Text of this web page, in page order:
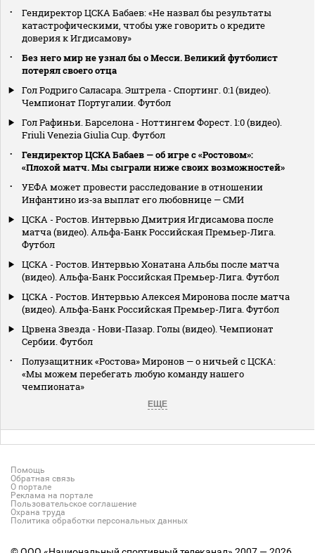
Гендиректор ЦСКА Бабаев: «Не назвал бы результаты
катастрофическими, чтобы уже говорить о кредите
доверия к Игдисамову»
Без него мир не узнал бы о Месси. Великий футболист
потерял своего отца
Гол Родриго Саласара. Эштрела - Спортинг. 0:1 (видео).
Чемпионат Португалии. Футбол
Гол Рафиньи. Барселона - Ноттингем Форест. 1:0 (видео).
Friuli Venezia Giulia Cup. Футбол
Гендиректор ЦСКА Бабаев — об игре с «Ростовом»:
«Плохой матч. Мы сыграли ниже своих возможностей»
УЕФА может провести расследование в отношении
Инфантино из‑за выплат его любовнице — СМИ
ЦСКА - Ростов. Интервью Дмитрия Игдисамова после
матча (видео). Альфа-Банк Российская Премьер-Лига.
Футбол
ЦСКА - Ростов. Интервью Хонатана Альбы после матча
(видео). Альфа-Банк Российская Премьер-Лига. Футбол
ЦСКА - Ростов. Интервью Алексея Миронова после матча
(видео). Альфа-Банк Российская Премьер-Лига. Футбол
Црвена Звезда - Нови-Пазар. Голы (видео). Чемпионат
Сербии. Футбол
Полузащитник «Ростова» Миронов — о ничьей с ЦСКА:
«Мы можем перебегать любую команду нашего
чемпионата»
ЕЩЕ
Помощь
Обратная связь
О портале
Реклама на портале
Пользовательское соглашение
Охрана труда
Политика обработки персональных данных